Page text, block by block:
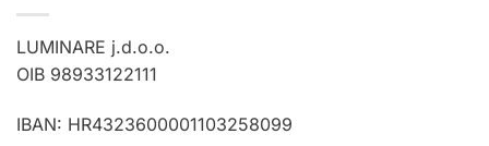
LUMINARE j.d.o.o.
OIB 98933122111
IBAN: HR4323600001103258099